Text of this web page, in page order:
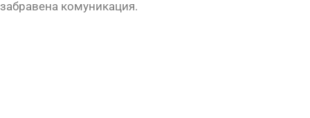
забравена комуникация.